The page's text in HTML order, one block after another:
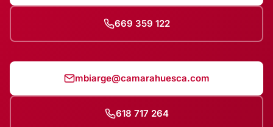
669 359 122
mbiarge@camarahuesca.com
618 717 264